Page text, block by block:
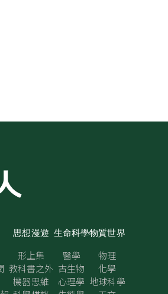
思想漫遊
形上集
教科書之外
機器思維
生命科學
醫學
古生物
心理學
物質世界
物理
化學
地球科學